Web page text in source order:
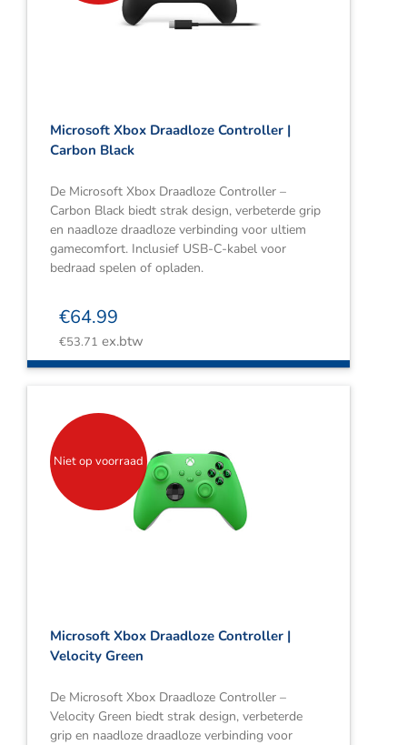
Webshop
Winkelwagen
Microsoft Xbox Draadloze Controller |
Carbon Black
De Microsoft Xbox Draadloze Controller –
Carbon Black biedt strak design, verbeterde grip
en naadloze draadloze verbinding voor ultiem
gamecomfort. Inclusief USB-C-kabel voor
bedraad spelen of opladen.
€64.99
€53.71 ex.btw
Niet op voorraad
Microsoft Xbox Draadloze Controller |
Velocity Green
De Microsoft Xbox Draadloze Controller –
Velocity Green biedt strak design, verbeterde
grip en naadloze draadloze verbinding voor